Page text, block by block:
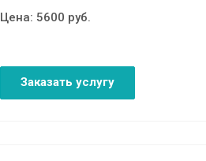
Цена: 5600 руб.
Заказать услугу